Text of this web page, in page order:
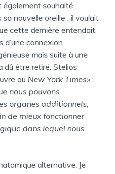
également souhaité
sa nouvelle oreille : il voulait
cette dernière entendait,
d’une connexion
mais suite à une
dû être retiré. Stelios
au New York Times» :
nous pouvons
organes additionnels,
de mieux fonctionner
dans lequel nous
alternative. Je